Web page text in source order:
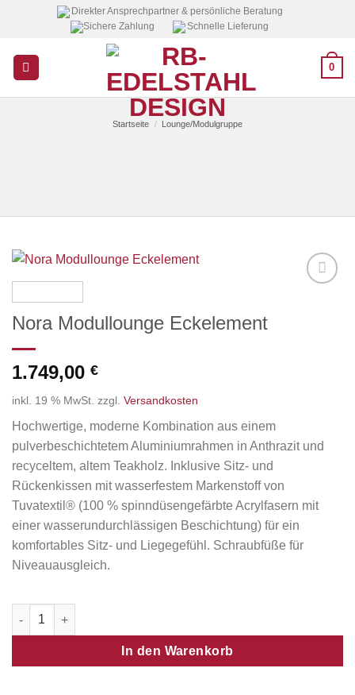
Direkter Ansprechpartner & persönliche Beratung
Sichere Zahlung
Schnelle Lieferung
0
Startseite / Lounge/Modulgruppe
Nora Modullounge Eckelement
1.749,00 €
inkl. 19 % MwSt. zzgl. Versandkosten
Hochwertige, moderne Kombination aus einem
pulverbeschichtetem Aluminiumrahmen in Anthrazit und
recyceltem, altem Teakholz. Inklusive Sitz- und
Rückenkissen mit wasserfestem Markenstoff von
Tuvatextil® (100 % spinndüsengefärbte Acrylfasern mit
einer wasserundurchlässigen Beschichtung) für ein
komfortables Sitz- und Liegegefühl. Schraubfüße für
Niveauausgleich.
Nora Modullounge Eckelement Menge
In den Warenkorb